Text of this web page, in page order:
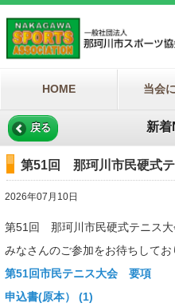
HOME 当会
戻る 新着
第51回 那珂川市民硬式
2026年07月10日
第51回 那珂川市民硬式テニス大
みなさんのご参加をお待ちしてお
第51回市民テニス大会 要項
申込書(原本） (1)